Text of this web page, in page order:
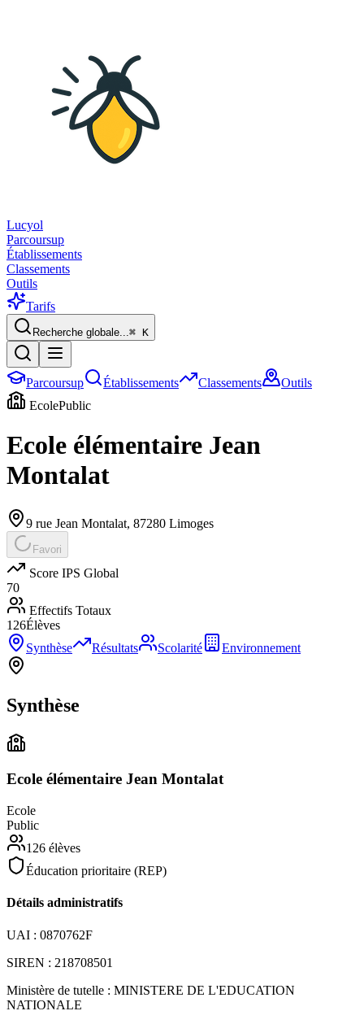
Lucyol
Parcoursup
Établissements
Classements
Outils
Tarifs
Recherche globale...⌘ K
Parcoursup Établissements Classements
Outils
EcolePublic
Ecole élémentaire Jean
Montalat
9 rue Jean Montalat, 87280 Limoges
Favori
Score IPS Global
70
Effectifs Totaux
126Élèves
Synthèse
Résultats Scolarité Environnement
Synthèse
Ecole élémentaire Jean Montalat
Ecole
Public
126 élèves
Éducation prioritaire (REP)
Détails administratifs
UAI : 0870762F
SIREN : 218708501
Ministère de tutelle : MINISTERE DE L'EDUCATION
NATIONALE